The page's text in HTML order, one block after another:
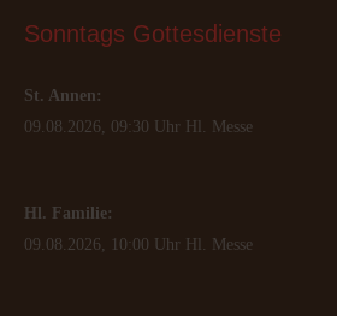
Sonntags Gottesdienste
St. Annen:
09.08.2026, 09:30 Uhr Hl. Messe
Hl. Familie:
09.08.2026, 10:00 Uhr Hl. Messe